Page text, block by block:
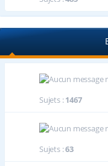
Sujets :1467
Sujets :63